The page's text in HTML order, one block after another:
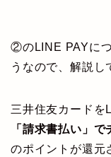
②のLINE PAYに
うなので、解説し
三井住友カードを
「請求書払い」で
のポイントが還元